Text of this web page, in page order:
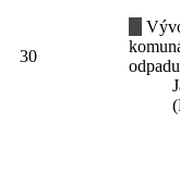
30
odpadu